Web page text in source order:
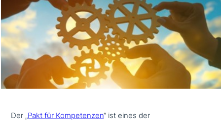
Der „Pakt für Kompetenzen“ ist eines der